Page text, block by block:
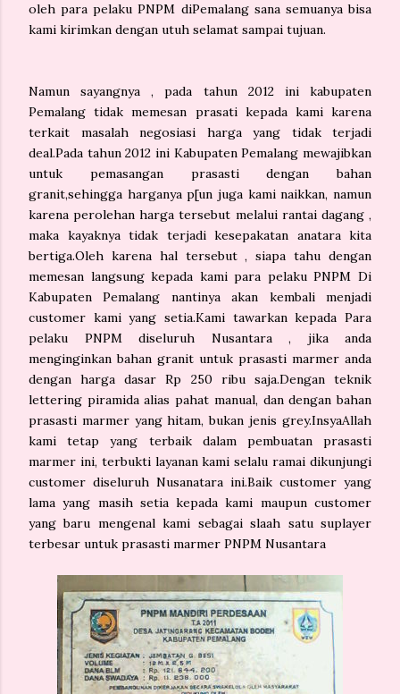
oleh para pelaku PNPM diPemalang sana semuanya bisa
kami kirimkan dengan utuh selamat sampai tujuan.
Namun sayangnya , pada tahun 2012 ini kabupaten
Pemalang tidak memesan prasati kepada kami karena
terkait masalah negosiasi harga yang tidak terjadi
deal.Pada tahun 2012 ini Kabupaten Pemalang mewajibkan
untuk pemasangan prasasti dengan bahan
granit,sehingga harganya p[un juga kami naikkan, namun
karena perolehan harga tersebut melalui rantai dagang ,
maka kayaknya tidak terjadi kesepakatan anatara kita
bertiga.Oleh karena hal tersebut , siapa tahu dengan
memesan langsung kepada kami para pelaku PNPM Di
Kabupaten Pemalang nantinya akan kembali menjadi
customer kami yang setia.Kami tawarkan kepada Para
pelaku PNPM diseluruh Nusantara , jika anda
menginginkan bahan granit untuk prasasti marmer anda
dengan harga dasar Rp 250 ribu saja.Dengan teknik
lettering piramida alias pahat manual, dan dengan bahan
prasasti marmer yang hitam, bukan jenis grey.InsyaAllah
kami tetap yang terbaik dalam pembuatan prasasti
marmer ini, terbukti layanan kami selalu ramai dikunjungi
customer diseluruh Nusanatara ini.Baik customer yang
lama yang masih setia kepada kami maupun customer
yang baru mengenal kami sebagai slaah satu suplayer
terbesar untuk prasasti marmer PNPM Nusantara